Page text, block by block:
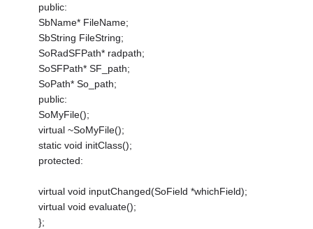
public:
SbName* FileName;
SbString FileString;
SoRadSFPath* radpath;
SoSFPath* SF_path;
SoPath* So_path;
public:
SoMyFile();
virtual ~SoMyFile();
static void initClass();
protected:
virtual void inputChanged(SoField *whichField);
virtual void evaluate();
};